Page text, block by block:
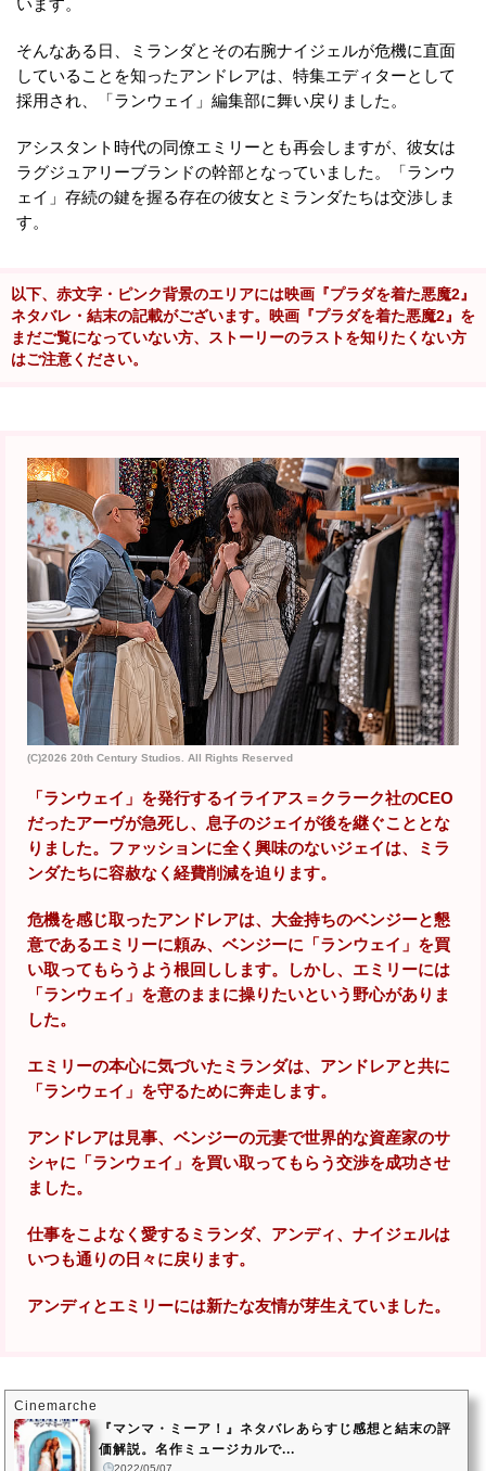
います。
そんなある日、ミランダとその右腕ナイジェルが危機に直面
していることを知ったアンドレアは、特集エディターとして
採用され、「ランウェイ」編集部に舞い戻りました。
アシスタント時代の同僚エミリーとも再会しますが、彼女は
ラグジュアリーブランドの幹部となっていました。「ランウ
ェイ」存続の鍵を握る存在の彼女とミランダたちは交渉しま
す。
以下、赤文字・ピンク背景のエリアには映画『プラダを着た悪魔2』
ネタバレ・結末の記載がございます。映画『プラダを着た悪魔2』を
まだご覧になっていない方、ストーリーのラストを知りたくない方
はご注意ください。
(C)2026 20th Century Studios. All Rights Reserved
「ランウェイ」を発行するイライアス＝クラーク社のCEO
だったアーヴが急死し、息子のジェイが後を継ぐこととな
りました。ファッションに全く興味のないジェイは、ミラ
ンダたちに容赦なく経費削減を迫ります。
危機を感じ取ったアンドレアは、大金持ちのベンジーと懇
意であるエミリーに頼み、ベンジーに「ランウェイ」を買
い取ってもらうよう根回しします。しかし、エミリーには
「ランウェイ」を意のままに操りたいという野心がありま
した。
エミリーの本心に気づいたミランダは、アンドレアと共に
「ランウェイ」を守るために奔走します。
アンドレアは見事、ベンジーの元妻で世界的な資産家のサ
シャに「ランウェイ」を買い取ってもらう交渉を成功させ
ました。
仕事をこよなく愛するミランダ、アンディ、ナイジェルは
いつも通りの日々に戻ります。
アンディとエミリーには新たな友情が芽生えていました。
Cinemarche
『マンマ・ミーア！』ネタバレあらすじ感想と結末の評
価解説。名作ミュージカルで...